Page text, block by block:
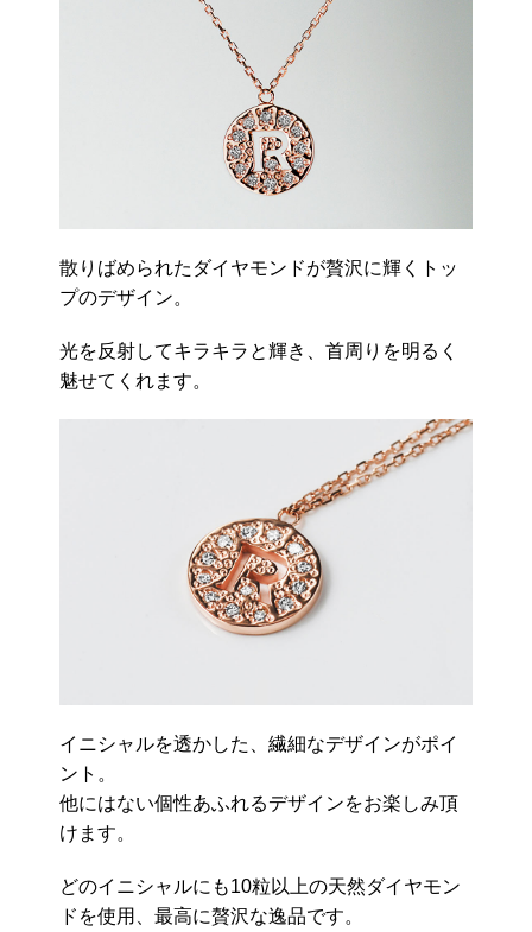
散りばめられたダイヤモンドが贅沢に輝くトッ
プのデザイン。
光を反射してキラキラと輝き、首周りを明るく
魅せてくれます。
イニシャルを透かした、繊細なデザインがポイ
ント。
他にはない個性あふれるデザインをお楽しみ頂
けます。
どのイニシャルにも10粒以上の天然ダイヤモン
ドを使用、最高に贅沢な逸品です。